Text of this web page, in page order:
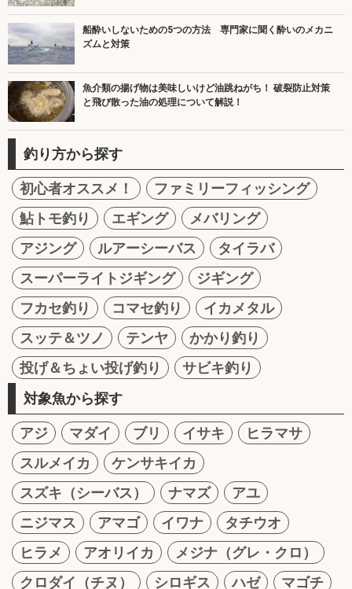
船酔いしないための5つの方法 専門家に聞く酔いのメカニ
ズムと対策
魚介類の揚げ物は美味しいけど油跳ねがち！ 破裂防止対策
と飛び散った油の処理について解説！
釣り方から探す
初心者オススメ！
ファミリーフィッシング
鮎トモ釣り
エギング
メバリング
アジング
ルアーシーバス
タイラバ
スーパーライトジギング
ジギング
フカセ釣り
コマセ釣り
イカメタル
スッテ＆ツノ
テンヤ
かかり釣り
投げ＆ちょい投げ釣り
サビキ釣り
対象魚から探す
アジ マダイ ブリ イサキ
ヒラマサ
スルメイカ
ケンサキイカ
スズキ（シーバス）
ナマズ
アユ
ニジマス
アマゴ イワナ
タチウオ
ヒラメ
アオリイカ
メジナ（グレ・クロ）
クロダイ（チヌ）
シロギス ハゼ
マゴチ